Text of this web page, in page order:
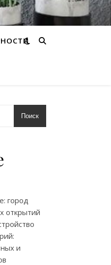
Поиск
город
открытий
и